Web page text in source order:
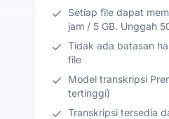
Setiap file dapat
jam / 5 GB. Unggah
Tidak ada batasan
file
Model transkripsi
tertinggi)
Transkripsi tersedia